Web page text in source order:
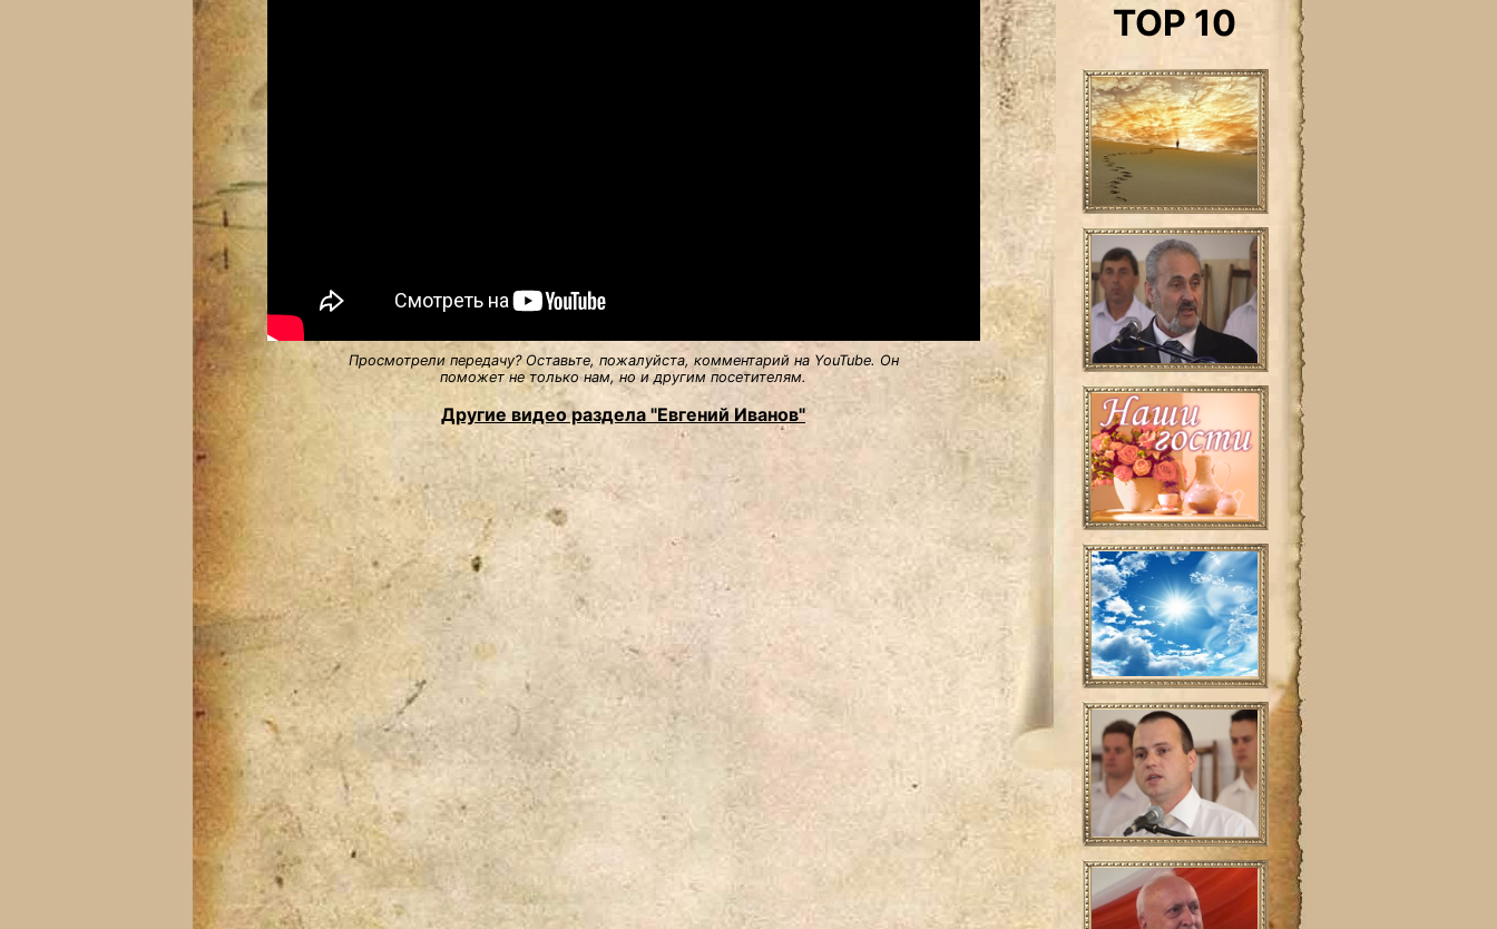
Просмотрели передачу? Оставьте, пожалуйста, комментарий на YouTube. Он
поможет не только нам, но и другим посетителям.
Другие видео раздела "Евгений Иванов"
TOP 10